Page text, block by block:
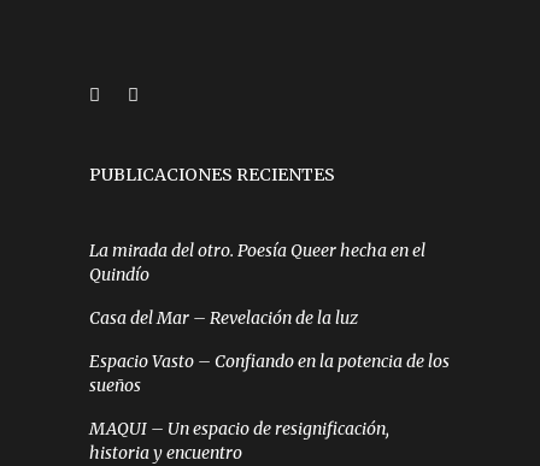
PUBLICACIONES RECIENTES
La mirada del otro. Poesía Queer hecha en el
Quindío
Casa del Mar – Revelación de la luz
Espacio Vasto – Confiando en la potencia de los
sueños
MAQUI – Un espacio de resignificación,
historia y encuentro